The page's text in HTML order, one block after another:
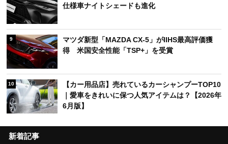
仕様車ナイトシェードも進化
9
マツダ新型「MAZDA CX-5」がIIHS最高評価獲
得 米国安全性能「TSP+」を受賞
10
【カー用品店】売れているカーシャンプーTOP10
｜愛車をきれいに保つ人気アイテムは？【2026年
6月版】
新着記事